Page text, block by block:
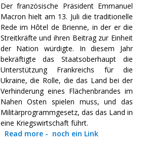
Der französische Präsident Emmanuel
Macron hielt am 13. Juli die traditionelle
Rede im Hôtel de Brienne, in der er die
Streitkräfte und ihren Beitrag zur Einheit
der Nation würdigte. In diesem Jahr
bekräftigte das Staatsoberhaupt die
Unterstützung Frankreichs für die
Ukraine, die Rolle, die das Land bei der
Verhinderung eines Flächenbrandes im
Nahen Osten spielen muss, und das
Militärprogrammgesetz, das das Land in
eine Kriegswirtschaft führt.
Read more- noch ein Link